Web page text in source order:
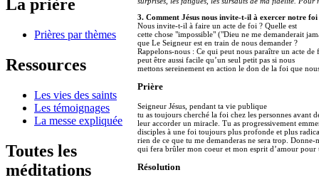
La prière
Prières par thèmes
Ressources
Les vies des saints
Les témoignages
La messe expliquée
Toutes les
méditations
3. Comment Jésus nous invite-t-il à exercer notre
Nous invite-t-il à faire un acte de foi ? Quelle est
cette chose "impossible" ("Dieu ne me demanderait
que Le Seigneur est en train de nous demander ?
Rappelons-nous : Ce qui peut nous paraître un acte
peut être aussi facile qu’un seul petit pas si nous
mettons sereinement en action le don de la foi que
Prière
Seigneur Jésus, pendant ta vie publique
tu as toujours cherché la foi chez les personnes avant
leur accorder un miracle. Tu as progressivement
disciples à une foi toujours plus profonde et plus
rien de ce que tu me demanderas ne sera trop.
qui fera brûler mon coeur et mon esprit d’amour pour
Résolution